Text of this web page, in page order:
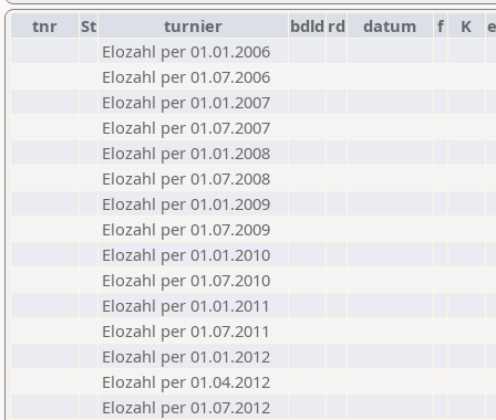
tnr St turnier bdld rd datum f K
Elozahl per 01.01.2006
Elozahl per 01.07.2006
Elozahl per 01.01.2007
Elozahl per 01.07.2007
Elozahl per 01.01.2008
Elozahl per 01.07.2008
Elozahl per 01.01.2009
Elozahl per 01.07.2009
Elozahl per 01.01.2010
Elozahl per 01.07.2010
Elozahl per 01.01.2011
Elozahl per 01.07.2011
Elozahl per 01.01.2012
Elozahl per 01.04.2012
Elozahl per 01.07.2012